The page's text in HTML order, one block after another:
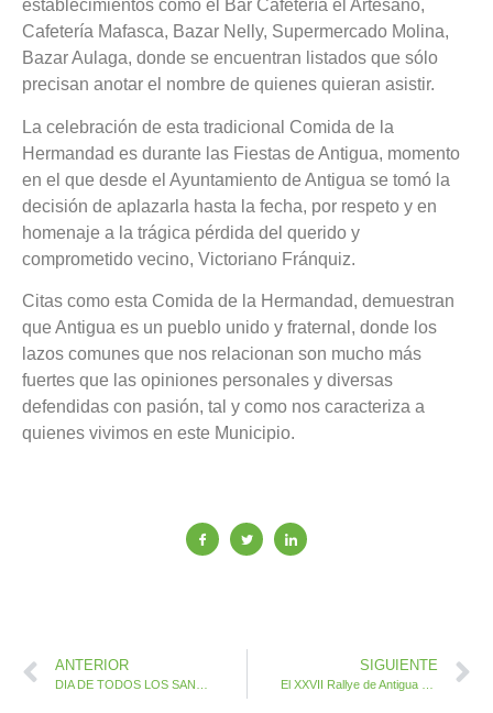
establecimientos como el Bar Cafetería el Artesano,
Cafetería Mafasca, Bazar Nelly, Supermercado Molina,
Bazar Aulaga, donde se encuentran listados que sólo
precisan anotar el nombre de quienes quieran asistir.
La celebración de esta tradicional Comida de la
Hermandad es durante las Fiestas de Antigua, momento
en el que desde el Ayuntamiento de Antigua se tomó la
decisión de aplazarla hasta la fecha, por respeto y en
homenaje a la trágica pérdida del querido y
comprometido vecino, Victoriano Fránquiz.
Citas como esta Comida de la Hermandad, demuestran
que Antigua es un pueblo unido y fraternal, donde los
lazos comunes que nos relacionan son mucho más
fuertes que las opiniones personales y diversas
defendidas con pasión, tal y como nos caracteriza a
quienes vivimos en este Municipio.
ANTERIOR
DIA DE TODOS LOS SANTOS EN ANTIGUA
SIGUIENTE
El XXVII Rallye de Antigua enfrenta este sábado los mejores pilotos en pista de tierra